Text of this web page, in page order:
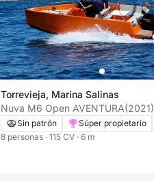
Torrevieja, Marina Salinas
Nuva M6 Open AVENTURA(2021)
Sin patrón Súper propietario
8 personas · 115 CV · 6 m